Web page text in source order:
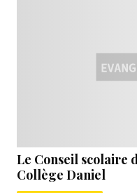
Le Conseil scolaire
Collège Daniel